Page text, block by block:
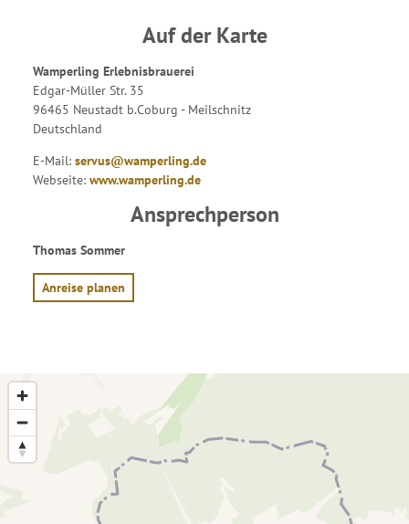
Auf der Karte
Wamperling Erlebnisbrauerei
Edgar-Müller Str. 35
96465 Neustadt b.Coburg - Meilschnitz
Deutschland
E-Mail: servus@wamperling.de
Webseite: www.wamperling.de
Ansprechperson
Thomas Sommer
Anreise planen